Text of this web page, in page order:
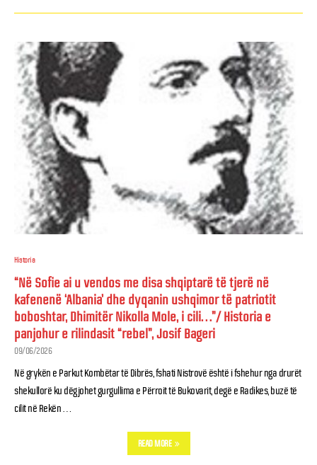
Historia
“Në Sofie ai u vendos me disa shqiptarë të tjerë në
kafenenë ‘Albania’ dhe dyqanin ushqimor të patriotit
boboshtar, Dhimitër Nikolla Mole, i cili…”/ Historia e
panjohur e rilindasit “rebel”, Josif Bageri
09/06/2026
Në grykën e Parkut Kombëtar të Dibrës, fshati Nistrovë është i fshehur nga drurët
shekullorë ku dëgjohet gurgullima e Përroit të Bukovarit, degë e Radikes, buzë të
cilit në Rekën …
READ MORE